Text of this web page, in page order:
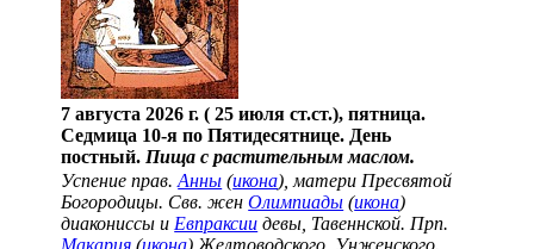
7 августа 2026 г. ( 25 июля ст.ст.), пятница.
Седмица 10-я по Пятидесятнице. День
постный. Пища с растительным маслом.
Успение прав.Анны (икона), матери Пресвятой
Богородицы. Свв. женОлимпиады (икона)
диакониссы и Евпраксии девы, Тавеннской. Прп.
Макария (икона) Желтоводского, Унженского.